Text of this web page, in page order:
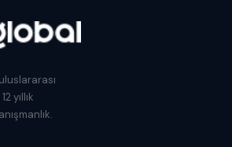
yıllık